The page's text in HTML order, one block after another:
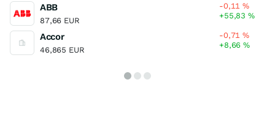
ABB
87,66 EUR
-0,11%
+55,83%
Accor
46,865 EUR
-0,71%
+8,66%